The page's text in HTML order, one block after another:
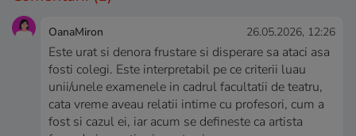
OanaMiron 26.05.2026, 12:26
Este urat si denora frustare si disperare sa ataci asa
fosti colegi. Este interpretabil pe ce criterii luau
unii/unele examenele in cadrul facultatii de teatru,
cata vreme aveau relatii intime cu profesori, cum a
fost si cazul ei, iar acum se defineste ca artista